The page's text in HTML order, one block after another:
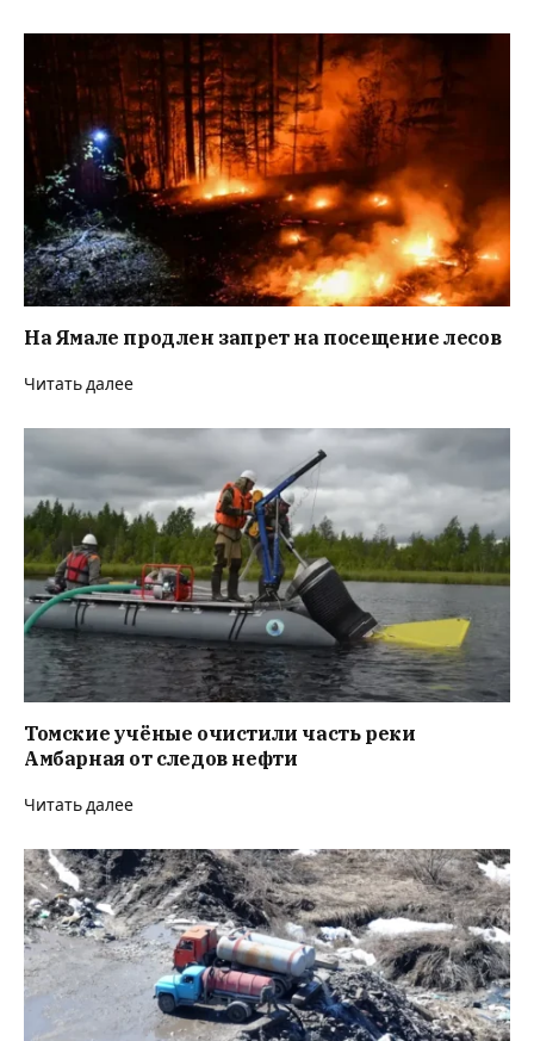
На Ямале продлен запрет на посещение лесов
Читать далее
Томские учёные очистили часть реки
Амбарная от следов нефти
Читать далее